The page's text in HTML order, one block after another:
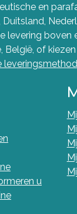
en
Duitsland,
levering boven
België, of
u